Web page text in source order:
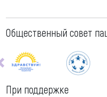
Общественный совет
При поддержке